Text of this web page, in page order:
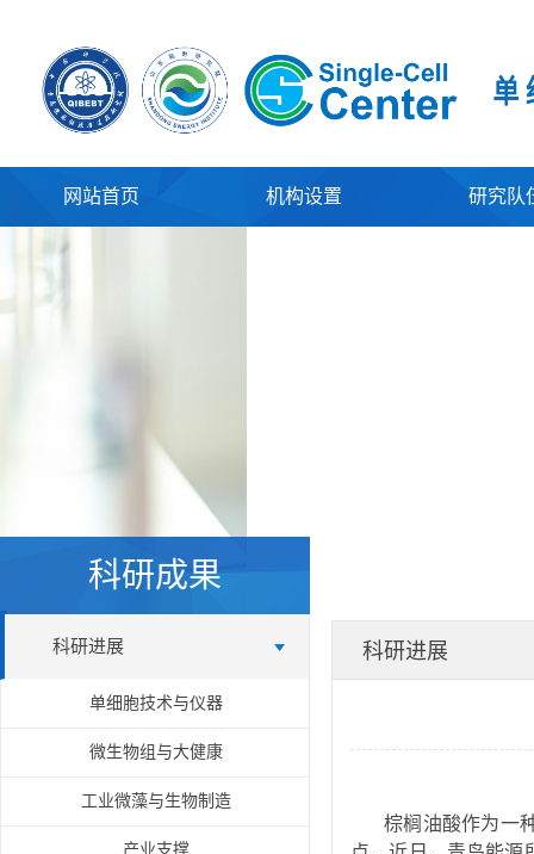
网站首页 机构设置 研究队
科研成果
科研进展
单细胞技术与仪器
微生物组与大健康
工业微藻与生物制造
产业支撑
科研进展
棕榈油酸作为一